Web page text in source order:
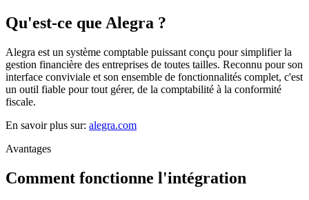
Qu'est-ce que Alegra ?
Alegra est un système comptable puissant conçu pour simplifier la
gestion financière des entreprises de toutes tailles. Reconnu pour son
interface conviviale et son ensemble de fonctionnalités complet, c'est
un outil fiable pour tout gérer, de la comptabilité à la conformité
fiscale.
En savoir plus sur: alegra.com
Avantages
Comment fonctionne l'intégration